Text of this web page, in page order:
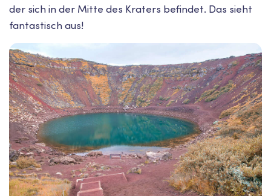
der sich in der Mitte des Kraters befindet. Das sieht
fantastisch aus!